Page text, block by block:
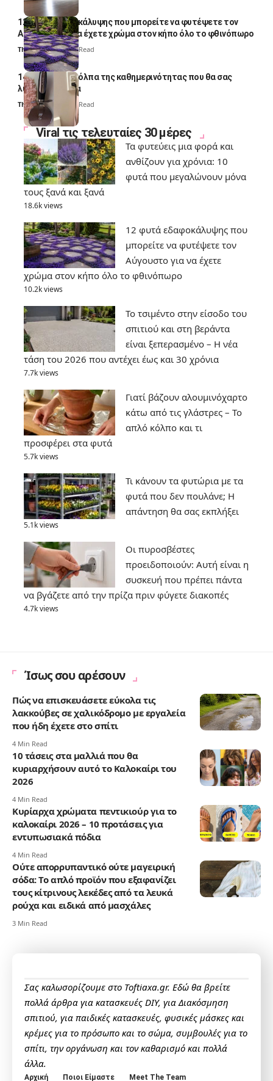
12 φυτά εδαφοκάλυψης που μπορείτε να φυτέψετε τον
Αύγουστο για να έχετε χρώμα στον κήπο όλο το φθινόπωρο
Thali Ombre7 Min Read
14 πανέξυπνα κόλπα της καθημερινότητας που θα σας
λύσουν τα χέρια
Thali Ombre 6 Min Read
Viral τις τελευταίες 30 μέρες
Τα φυτεύεις μια φορά και
ανθίζουν για χρόνια: 10
φυτά που μεγαλώνουν μόνα
τους ξανά και ξανά
18.6k views
12 φυτά εδαφοκάλυψης που
μπορείτε να φυτέψετε τον
Αύγουστο για να έχετε
χρώμα στον κήπο όλο το φθινόπωρο
10.2k views
Το τσιμέντο στην είσοδο του
σπιτιού και στη βεράντα
είναι ξεπερασμένο – Η νέα
τάση του 2026 που αντέχει έως και 30 χρόνια
7.7k views
Γιατί βάζουν αλουμινόχαρτο
κάτω από τις γλάστρες – Το
απλό κόλπο και τι
προσφέρει στα φυτά
5.7k views
Τι κάνουν τα φυτώρια με τα
φυτά που δεν πουλάνε; Η
απάντηση θα σας εκπλήξει
5.1k views
Οι πυροσβέστες
προειδοποιούν: Αυτή είναι η
συσκευή που πρέπει πάντα
να βγάζετε από την πρίζα πριν φύγετε διακοπές
4.7k views
Ίσως σου αρέσουν
Πώς να επισκευάσετε εύκολα τις
λακκούβες σε χαλικόδρομο με εργαλεία
που ήδη έχετε στο σπίτι
4 Min Read
10 τάσεις στα μαλλιά που θα
κυριαρχήσουν αυτό το Καλοκαίρι του
2026
4 Min Read
Κυρίαρχα χρώματα πεντικιούρ για το
καλοκαίρι 2026 – 10 προτάσεις για
εντυπωσιακά πόδια
4 Min Read
Ούτε απορρυπαντικό ούτε μαγειρική
σόδα: Το απλό προϊόν που εξαφανίζει
τους κίτρινους λεκέδες από τα λευκά
ρούχα και ειδικά από μασχάλες
3 Min Read
Σας καλωσορίζουμε στο Toftiaxa.gr. Εδώ θα βρείτε
πολλά άρθρα για κατασκευές DIY, για Διακόσμηση
σπιτιού, για παιδικές κατασκευές, φυσικές μάσκες και
κρέμες για το πρόσωπο και το σώμα, συμβουλές για το
σπίτι, την οργάνωση και τον καθαρισμό και πολλά
άλλα.
Αρχική Ποιοι Είμαστε Meet The Team